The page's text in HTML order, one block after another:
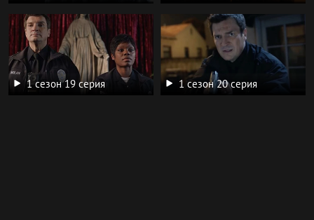
1 сезон 19 серия 1 сезон 20 серия